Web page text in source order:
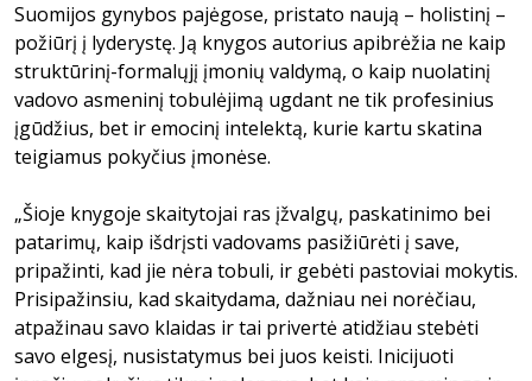
Suomijos gynybos pajėgose, pristato naują – holistinį –
požiūrį į lyderystę. Ją knygos autorius apibrėžia ne kaip
struktūrinį-formalųjį įmonių valdymą, o kaip nuolatinį
vadovo asmeninį tobulėjimą ugdant ne tik profesinius
įgūdžius, bet ir emocinį intelektą, kurie kartu skatina
teigiamus pokyčius įmonėse.
„Šioje knygoje skaitytojai ras įžvalgų, paskatinimo bei
patarimų, kaip išdrįsti vadovams pasižiūrėti į save,
pripažinti, kad jie nėra tobuli, ir gebėti pastoviai mokytis.
Prisipažinsiu, kad skaitydama, dažniau nei norėčiau,
atpažinau savo klaidas ir tai privertė atidžiau stebėti
savo elgesį, nusistatymus bei juos keisti. Inicijuoti